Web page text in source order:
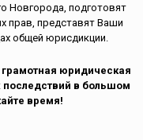
Новгорода, подготовят
прав, представят Ваши
общей юрисдикции.
юридическая
в большом
время!